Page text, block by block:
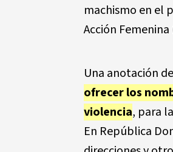
machismo en el
Acción Femenina
Una anotación
ofrecer los
violencia, para
En República